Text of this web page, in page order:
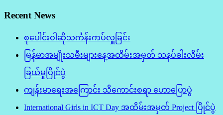
Recent News
စုပေါင်းဝါဆိုသင်္ကန်းကပ်လှူခြင်း
မြန်မာအမျိုးသမီးများနေ့အထိမ်းအမှတ် သနပ်ခါးလိမ်း
ခြယ်မှုပြိုင်ပွဲ
ကျန်းမာရေးအကြောင်း သိကောင်းစရာ ဟောပြောပွဲ
International Girls in ICT Day အထိမ်းအမှတ် Project ပြိုင်ပွဲ